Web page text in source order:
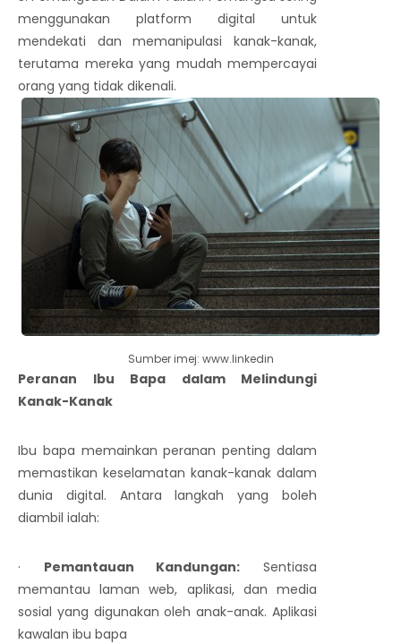
menggunakan platform digital untuk
mendekati dan memanipulasi kanak-kanak,
terutama mereka yang mudah mempercayai
orang yang tidak dikenali.
Sumber imej: www.linkedin
Peranan Ibu Bapa dalam Melindungi
Kanak-Kanak
Ibu bapa memainkan peranan penting dalam
memastikan keselamatan kanak-kanak dalam
dunia digital. Antara langkah yang boleh
diambil ialah:
· Pemantauan Kandungan: Sentiasa
memantau laman web, aplikasi, dan media
sosial yang digunakan oleh anak-anak. Aplikasi
kawalan ibu bapa